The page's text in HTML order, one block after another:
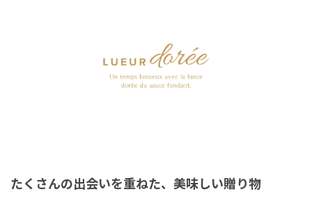
たくさんの出会いを重ねた、美味しい贈り物